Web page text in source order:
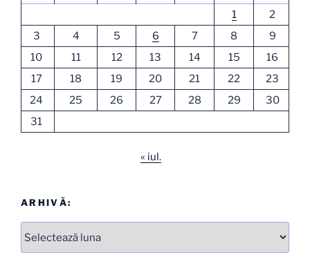
1
2
3
4 5 6 7 8
9
10
11 12 13 14 15
16
17
18 19 20 21 22
23
24
25 26 27 28 29
30
31
« iul.
ARHIVĂ: